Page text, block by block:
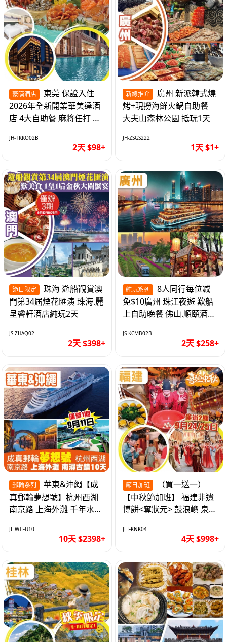
豪嘆酒店
2026年全新開業華美達酒
店 4大自助餐 麻將任打 抵
JH-TKKO02B
2天 $98+
新線推介
烤+現撈海鮮火鍋自助餐
大夫山森林公園 抵玩1天
JH-ZSGS222
1天 $1+
節日限定
門第34屆煙花匯演 珠海.麗
呈睿軒酒店純玩2天
JS-ZHAQ02
2天 $398+
純玩系列
免$10廣州 珠江夜遊 歎船
上自助晚餐 佛山.順頤酒店
JS-KCMB02B
2天 $258+
郵輪系列
真郵輪夢想號】杭州西湖
南京路 上海外灘 千年水鄉
自費10天
JL-WTFU10
10天 $2398+
節日加班
【中秋節加班】 福建非遺
博餅<奪狀元> 鼓浪嶼 泉州
車超值4天
JL-FKNK04
4天 $998+